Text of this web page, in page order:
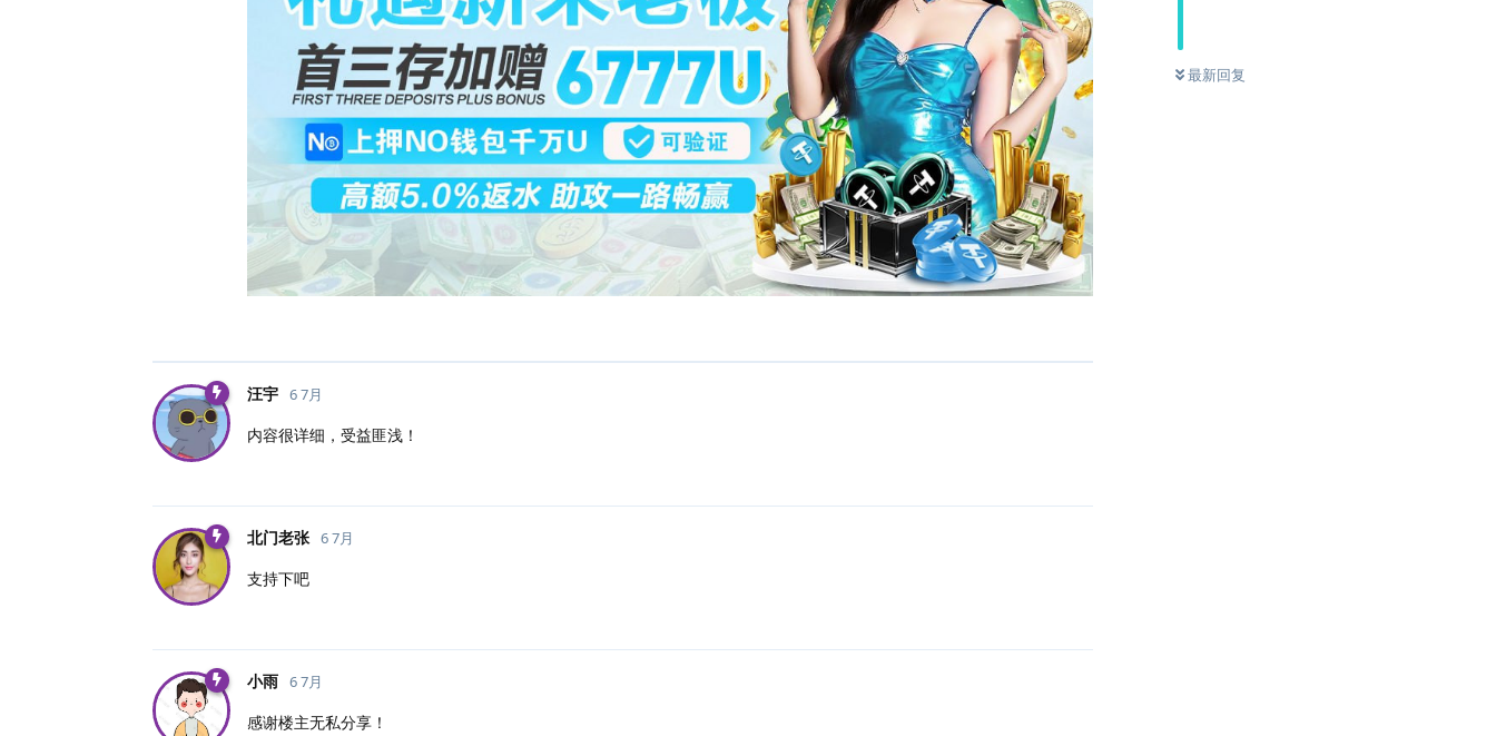
最新回复
汪宇 6 7月
内容很详细，受益匪浅！
北门老张 6 7月
支持下吧
小雨 6 7月
感谢楼主无私分享！